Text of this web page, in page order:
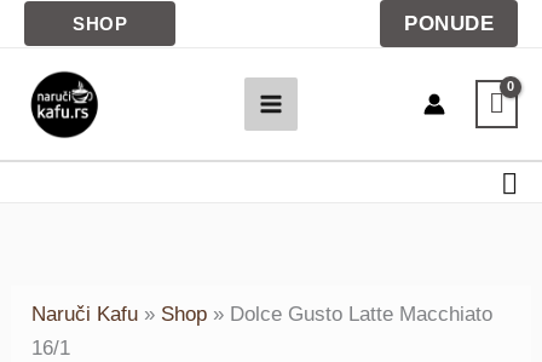
sadržaj
SHOP PONUDE
Naruči Kafu » Shop » Dolce Gusto Latte Macchiato
16/1
Macchiato